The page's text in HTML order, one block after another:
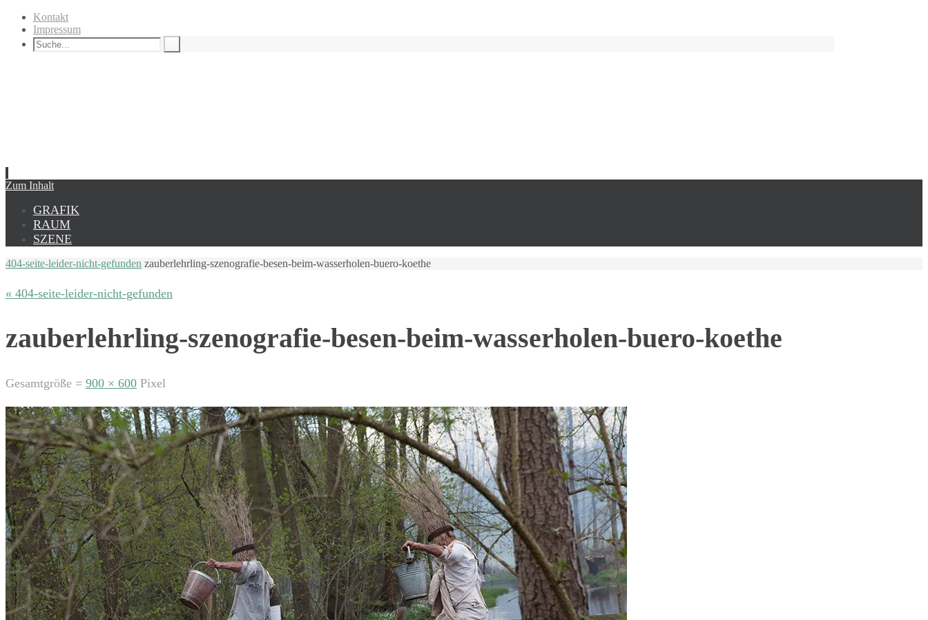
Kontakt
Impressum
Zum Inhalt
GRAFIK
RAUM
SZENE
404-seite-leider-nicht-gefunden zauberlehrling-szenografie-besen-beim-wasserholen-buero-koethe
« 404-seite-leider-nicht-gefunden
zauberlehrling-szenografie-besen-beim-wasserholen-buero-koethe
Gesamtgröße = 900 × 600 Pixel